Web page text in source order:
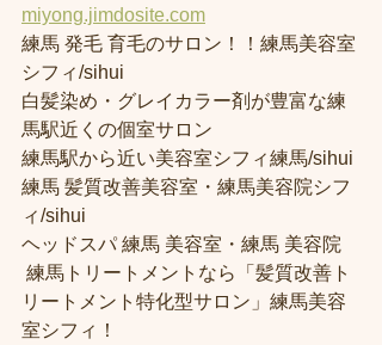
miyong.jimdosite.com
練馬 発毛 育毛のサロン！！練馬美容室
シフィ/sihui
白髪染め・グレイカラー剤が豊富な練
馬駅近くの個室サロン
練馬駅から近い美容室シフィ練馬/sihui
練馬 髪質改善美容室・練馬美容院シフ
ィ/sihui
ヘッドスパ 練馬 美容室・練馬 美容院
練馬トリートメントなら「髪質改善ト
リートメント特化型サロン」練馬美容
室シフィ！